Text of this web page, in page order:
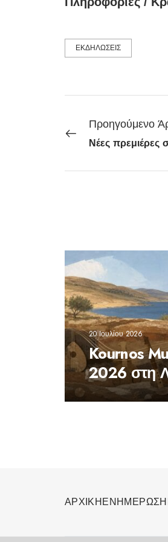
ΕΚΔΗΛΩΣΕΙΣ
Προηγούμενο
20 Ιουλίου 2026
Kournos
2026 στη
ΑΡΧΙΚΗΕΝΗΜΕΡΩΣΗ